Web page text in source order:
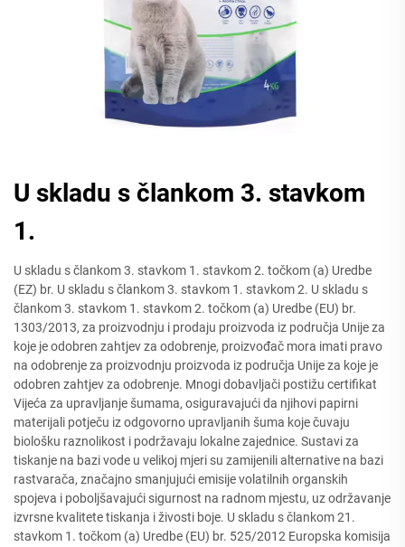
U skladu s člankom 3. stavkom
1.
U skladu s člankom 3. stavkom 1. stavkom 2. točkom (a) Uredbe
(EZ) br. U skladu s člankom 3. stavkom 1. stavkom 2. U skladu s
člankom 3. stavkom 1. stavkom 2. točkom (a) Uredbe (EU) br.
1303/2013, za proizvodnju i prodaju proizvoda iz područja Unije za
koje je odobren zahtjev za odobrenje, proizvođač mora imati pravo
na odobrenje za proizvodnju proizvoda iz područja Unije za koje je
odobren zahtjev za odobrenje. Mnogi dobavljači postižu certifikat
Vijeća za upravljanje šumama, osiguravajući da njihovi papirni
materijali potječu iz odgovorno upravljanih šuma koje čuvaju
biološku raznolikost i podržavaju lokalne zajednice. Sustavi za
tiskanje na bazi vode u velikoj mjeri su zamijenili alternative na bazi
rastvarača, značajno smanjujući emisije volatilnih organskih
spojeva i poboljšavajući sigurnost na radnom mjestu, uz održavanje
izvrsne kvalitete tiskanja i živosti boje. U skladu s člankom 21.
stavkom 1. točkom (a) Uredbe (EU) br. 525/2012 Europska komisija